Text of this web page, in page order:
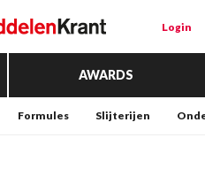
Login
AWARDS
Formules Slijterijen